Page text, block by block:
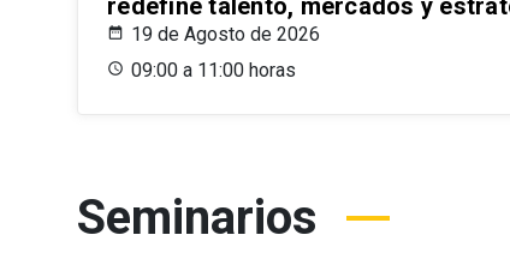
redefine talento, mercados y
19 de Agosto de 2026
09:00 a 11:00 horas
Seminarios